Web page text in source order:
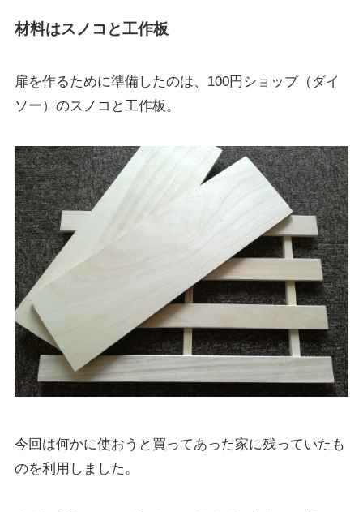
材料はスノコと工作板
扉を作るために準備したのは、100円ショップ（ダイ
ソー）のスノコと工作板。
今回は何かに使おうと買ってあった家に残っていたも
のを利用しました。